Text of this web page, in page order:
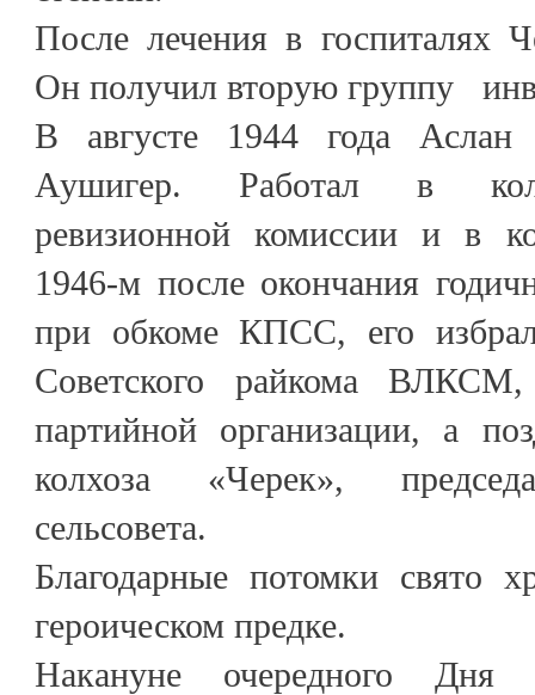
После лечения в госпиталях
Он получил вторую группу
В августе 1944 года Аслан
Аушигер. Работал в
ревизионной комиссии и в
1946-м после окончания
при обкоме КПСС, его
Советского райкома
партийной организации, а
колхоза «Черек»,
сельсовета.
Благодарные потомки свято
героическом предке.
Накануне очередного